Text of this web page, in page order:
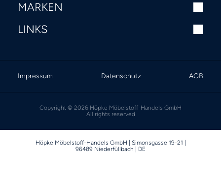
MARKEN
LINKS
Impressum Datenschutz AGB
Copyright © 2026 Höpke Möbelstoff-Handels GmbH
All rights reserved
Höpke Möbelstoff-Handels GmbH | Simonsgasse 19-21 |
96489 Niederfüllbach | DE